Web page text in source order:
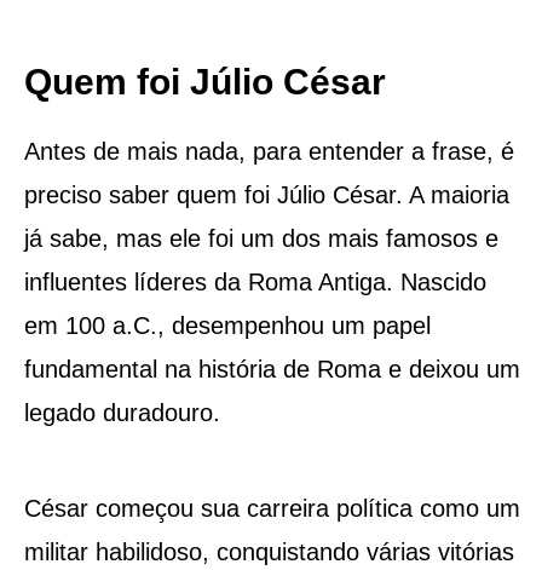
Quem foi Júlio César
Antes de mais nada, para entender a frase, é
preciso saber quem foi Júlio César. A maioria
já sabe, mas ele foi um dos mais famosos e
influentes líderes da Roma Antiga. Nascido
em 100 a.C., desempenhou um papel
fundamental na história de Roma e deixou um
legado duradouro.
César começou sua carreira política como um
militar habilidoso, conquistando várias vitórias